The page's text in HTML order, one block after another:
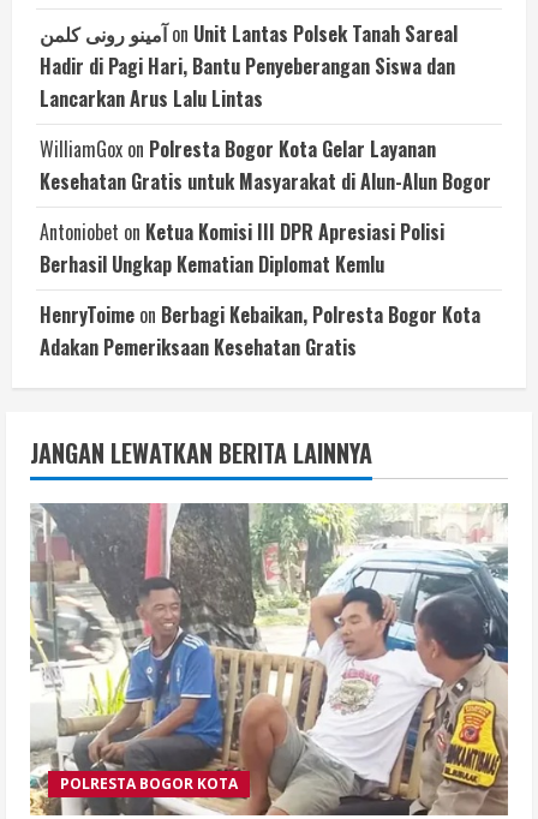
آمینو رونی کلمنon Unit Lantas Polsek Tanah Sareal
Hadir di Pagi Hari, Bantu Penyeberangan Siswa dan
Lancarkan Arus Lalu Lintas
WilliamGox on Polresta Bogor Kota Gelar Layanan
Kesehatan Gratis untuk Masyarakat di Alun-Alun Bogor
Antoniobet on Ketua Komisi III DPR Apresiasi Polisi
Berhasil Ungkap Kematian Diplomat Kemlu
HenryToime on Berbagi Kebaikan, Polresta Bogor Kota
Adakan Pemeriksaan Kesehatan Gratis
JANGAN LEWATKAN BERITA LAINNYA
POLRESTA BOGOR KOTA